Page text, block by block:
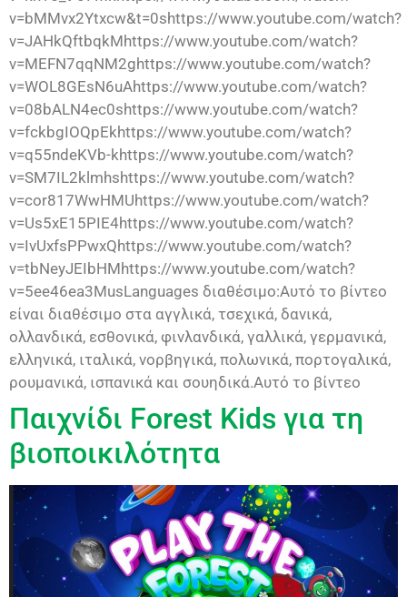
v=bMMvx2Ytxcw&t=0shttps://www.youtube.com/watch?
v=JAHkQftbqkMhttps://www.youtube.com/watch?
v=MEFN7qqNM2ghttps://www.youtube.com/watch?
v=WOL8GEsN6uAhttps://www.youtube.com/watch?
v=08bALN4ec0shttps://www.youtube.com/watch?
v=fckbgIOQpEkhttps://www.youtube.com/watch?
v=q55ndeKVb-khttps://www.youtube.com/watch?
v=SM7IL2klmhshttps://www.youtube.com/watch?
v=cor817WwHMUhttps://www.youtube.com/watch?
v=Us5xE15PIE4https://www.youtube.com/watch?
v=IvUxfsPPwxQhttps://www.youtube.com/watch?
v=tbNeyJEIbHMhttps://www.youtube.com/watch?
v=5ee46ea3MusLanguages διαθέσιμο:Αυτό το βίντεο
είναι διαθέσιμο στα αγγλικά, τσεχικά, δανικά,
ολλανδικά, εσθονικά, φινλανδικά, γαλλικά, γερμανικά,
ελληνικά, ιταλικά, νορβηγικά, πολωνικά, πορτογαλικά,
ρουμανικά, ισπανικά και σουηδικά.Αυτό το βίντεο
Παιχνίδι Forest Kids για τη
βιοποικιλότητα